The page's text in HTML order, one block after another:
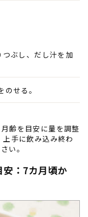
ぶし、だし汁を加
せる。
齢を目安に量を調整
手に飲み込み終わ
い。
：7カ月頃か